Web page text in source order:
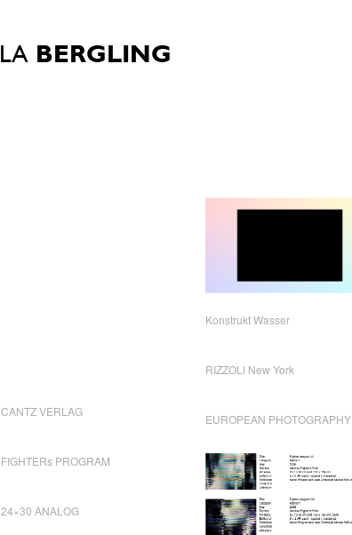
Konstrukt Wasser
RIZZOLI New York
CANTZ VERLAG
EUROPEAN PHOTOGRAPHY
FIGHTERs PROGRAM
24×30 ANALOG